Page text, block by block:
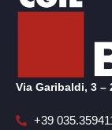
Via Garibaldi, 3 –
+39